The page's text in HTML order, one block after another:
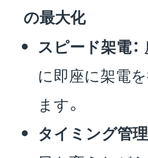
の最大化
スピード架電：
に即座に架電
ます。
タイミング管理